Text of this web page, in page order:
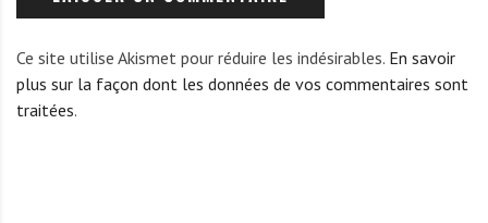
Ce site utilise Akismet pour réduire les indésirables. En savoir
plus sur la façon dont les données de vos commentaires sont
traitées.